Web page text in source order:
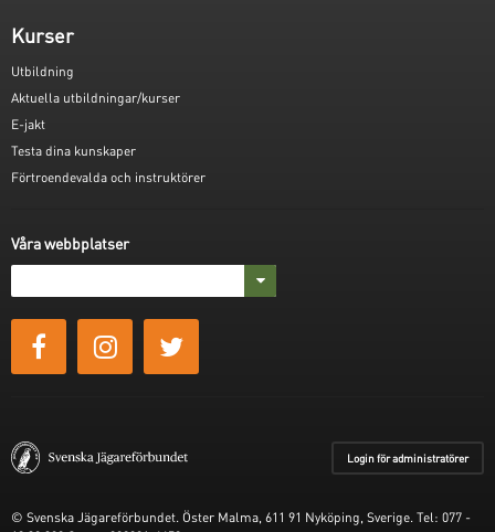
Kurser
Utbildning
Aktuella utbildningar/kurser
E-jakt
Testa dina kunskaper
Förtroendevalda och instruktörer
Våra webbplatser
Login för administratörer
© Svenska Jägareförbundet. Öster Malma, 611 91 Nyköping, Sverige. Tel: 077 -